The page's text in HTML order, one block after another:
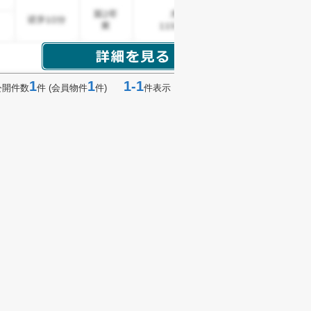
開件数1件 (会員物件1件) 1-1件表示